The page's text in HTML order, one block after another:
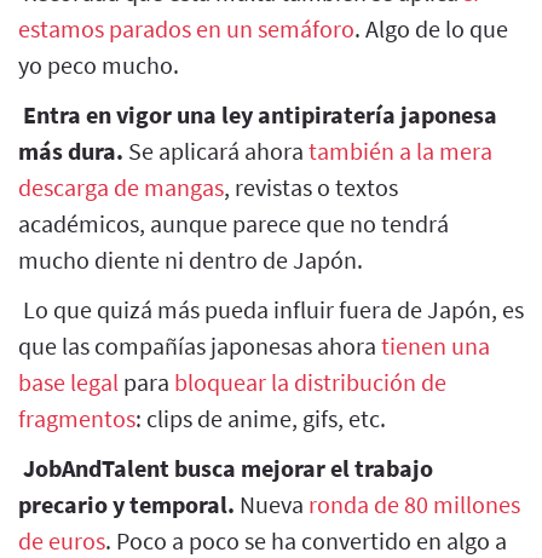
estamos parados en un semáforo. Algo de lo que
yo peco mucho.
Entra en vigor una ley antipiratería japonesa
más dura. Se aplicará ahora también a la mera
descarga de mangas, revistas o textos
académicos, aunque parece que no tendrá
mucho diente ni dentro de Japón.
Lo que quizá más pueda influir fuera de Japón, es
que las compañías japonesas ahora tienen una
base legal para bloquear la distribución de
fragmentos: clips de anime, gifs, etc.
JobAndTalent busca mejorar el trabajo
precario y temporal. Nueva ronda de 80 millones
de euros. Poco a poco se ha convertido en algo a